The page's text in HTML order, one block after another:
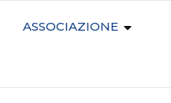
ASSOCIAZIONE